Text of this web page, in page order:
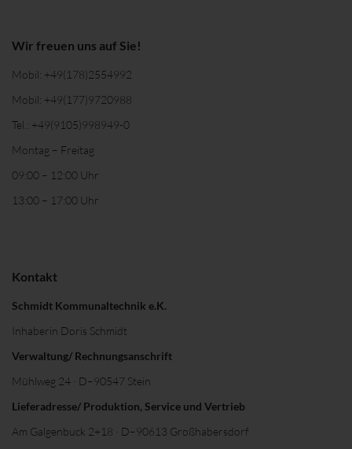
Wir freuen uns auf Sie!
Mobil: +49(178)2554992
Mobil: +49(177)9720988
Tel.: +49(9105)998949-0
Montag – Freitag
09:00 – 12:00 Uhr
13:00 – 17:00 Uhr
Kontakt
Schmidt Kommunaltechnik e.K.
Inhaberin Doris Schmidt
Verwaltung/ Rechnungsanschrift
Mühlweg 24 · D–90547 Stein
Lieferadresse/ Produktion, Service und Vertrieb
Am Galgenbuck 2+18 · D–90613 Großhabersdorf